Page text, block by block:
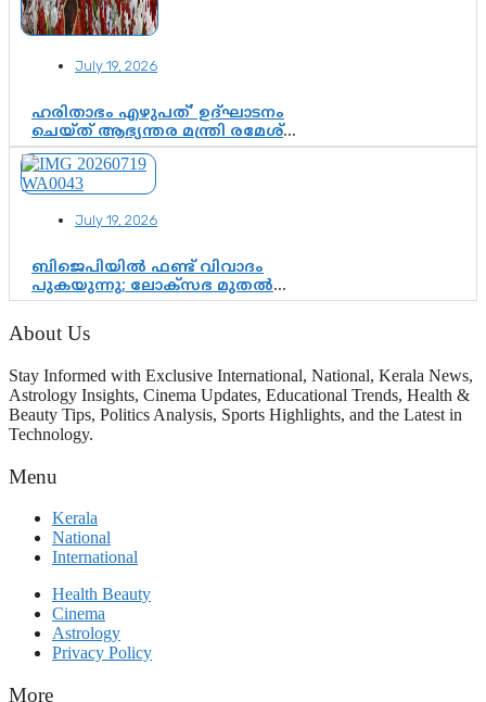
July 19, 2026
ഹരിതാഭം എഴുപത്’ ഉദ്ഘാടനം
ചെയ്ത് ആഭ്യന്തര മന്ത്രി രമേശ്
ചെന്നിത്തല; ആർ. ഹരികുമാറിന്റെ
സപ്തതി ആഘോഷങ്ങൾക്ക്
പ്രൗഢമായ തുടക്കം
July 19, 2026
ബിജെപിയിൽ ഫണ്ട് വിവാദം
പുകയുന്നു; ലോക്സഭ മുതൽ
നിയമസഭ വരെ 140 മണ്ഡലങ്ങളിലെ
ഫണ്ട് വിനിയോഗം
പരിശോധിക്കുമോ? കേന്ദ്രത്തിനും
ഘടകത്തോട് അതൃപ്തി
About Us
Stay Informed with Exclusive International, National, Kerala News,
Astrology Insights, Cinema Updates, Educational Trends, Health &
Beauty Tips, Politics Analysis, Sports Highlights, and the Latest in
Technology.
Menu
Kerala
National
International
Health Beauty
Cinema
Astrology
Privacy Policy
More